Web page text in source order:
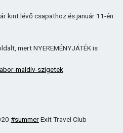
kint lévő csapathoz és január 11-én
mert NYEREMÉNYJÁTÉK is
maldiv-szigetek
#summerExit Travel Club